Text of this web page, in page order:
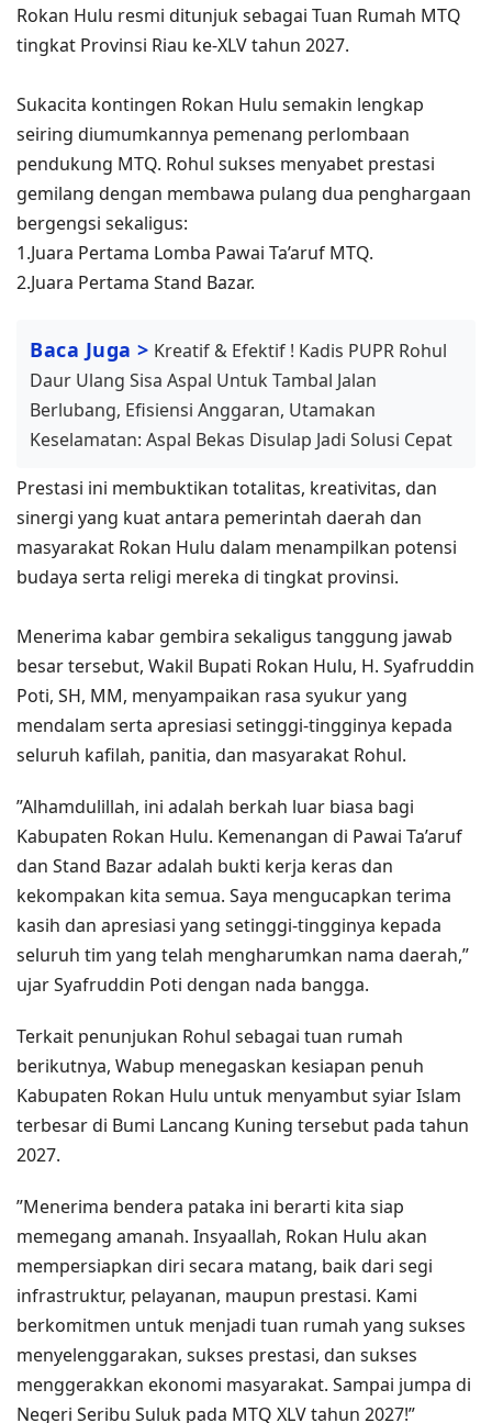
Rokan Hulu resmi ditunjuk sebagai Tuan Rumah MTQ
tingkat Provinsi Riau ke-XLV tahun 2027.
​Sukacita kontingen Rokan Hulu semakin lengkap
seiring diumumkannya pemenang perlombaan
pendukung MTQ. Rohul sukses menyabet prestasi
gemilang dengan membawa pulang dua penghargaan
bergengsi sekaligus:
1.​Juara Pertama Lomba Pawai Ta’aruf MTQ.
2.​Juara Pertama Stand Bazar.
Baca Juga > Kreatif & Efektif ! Kadis PUPR Rohul
Daur Ulang Sisa Aspal Untuk Tambal Jalan
Berlubang, Efisiensi Anggaran, Utamakan
Keselamatan: Aspal Bekas Disulap Jadi Solusi Cepat
​Prestasi ini membuktikan totalitas, kreativitas, dan
sinergi yang kuat antara pemerintah daerah dan
masyarakat Rokan Hulu dalam menampilkan potensi
budaya serta religi mereka di tingkat provinsi.
​Menerima kabar gembira sekaligus tanggung jawab
besar tersebut, Wakil Bupati Rokan Hulu, H. Syafruddin
Poti, SH, MM, menyampaikan rasa syukur yang
mendalam serta apresiasi setinggi-tingginya kepada
seluruh kafilah, panitia, dan masyarakat Rohul.
​”Alhamdulillah, ini adalah berkah luar biasa bagi
Kabupaten Rokan Hulu. Kemenangan di Pawai Ta’aruf
dan Stand Bazar adalah bukti kerja keras dan
kekompakan kita semua. Saya mengucapkan terima
kasih dan apresiasi yang setinggi-tingginya kepada
seluruh tim yang telah mengharumkan nama daerah,”
ujar Syafruddin Poti dengan nada bangga.
​Terkait penunjukan Rohul sebagai tuan rumah
berikutnya, Wabup menegaskan kesiapan penuh
Kabupaten Rokan Hulu untuk menyambut syiar Islam
terbesar di Bumi Lancang Kuning tersebut pada tahun
2027.
​”Menerima bendera pataka ini berarti kita siap
memegang amanah. Insyaallah, Rokan Hulu akan
mempersiapkan diri secara matang, baik dari segi
infrastruktur, pelayanan, maupun prestasi. Kami
berkomitmen untuk menjadi tuan rumah yang sukses
menyelenggarakan, sukses prestasi, dan sukses
menggerakkan ekonomi masyarakat. Sampai jumpa di
Negeri Seribu Suluk pada MTQ XLV tahun 2027!”